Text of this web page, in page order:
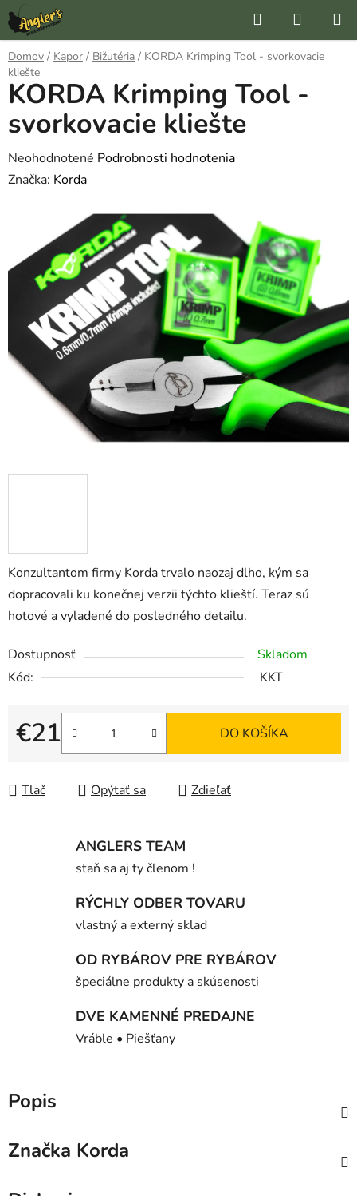
Prejsť
na
obsah
Hľadať
KOŠÍK
Domov / Kapor / Bižutéria / KORDA Krimping Tool - svorkovacie
kliešte
Konzultantom firmy Korda trvalo naozaj dlho, kým sa
dopracovali ku konečnej verzii týchto klieští. Teraz sú
hotové a vyladené do posledného detailu.
Dostupnosť
Skladom
Kód:
KKT
€21
Jednotková cena:
DO KOŠÍKA
Tlač Opýtať sa Zdieľať
KORDA Krimping Tool -
svorkovacie kliešte
Priemerné
hodnotenie
z
hviezdičiek.
Neohodnotené Podrobnosti hodnotenia
Značka: Korda
ANGLERS TEAM
staň sa aj ty členom !
RÝCHLY ODBER TOVARU
vlastný a externý sklad
OD RYBÁROV PRE RYBÁROV
špeciálne produkty a skúsenosti
DVE KAMENNÉ PREDAJNE
Vráble • Piešťany
Popis
Značka Korda